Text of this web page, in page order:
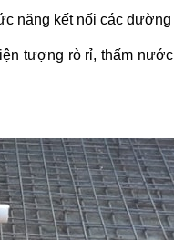
năng kết nối các
tượng rò rỉ, thấm